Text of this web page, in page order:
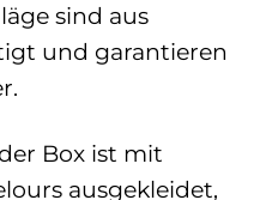
sind aus
und garantieren
Box ist mit
ausgekleidet,